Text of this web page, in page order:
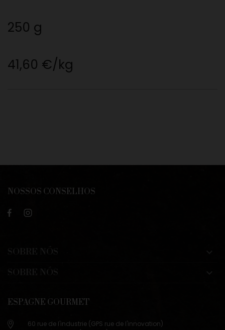
250 g
41,60 €/kg
NOSSOS CONSELHOS
ESPAGNE GOURMET
60 rue de l'industrie (GPS rue de l'innovation)